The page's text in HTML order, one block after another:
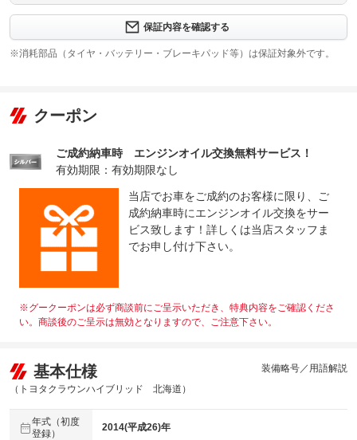
上限金額
保証修理
-
法定整備
整備付 法定12ヶ月または法定24ヶ月点検整備付
※車検なし・車検整備付の場合は法定24ヶ月点検整備付
法定整備
について
-
保証内容を確認する
※消耗部品（タイヤ・バッテリー・ブレーキパッド等）は保証対象外です。
クーポン
ご成約納車時 エンジンオイル交換無料サービス！
有効期限：有効期限なし
当店でお車をご成約のお客様に限り、ご
成約納車時にエンジンオイル交換をサー
ビス致します！詳しくは当店スタッフま
でお申し付け下さい。
※グークーポンは必ず商談前にご呈示いただき、特典内容をご確認くださ
い。商談後のご呈示は無効となりますので、ご注意下さい。
基本仕様
（トヨタクラウンハイブリッド 北海道）
装備略号／用語解説
年式（初度
登録）
2014(平成26)年